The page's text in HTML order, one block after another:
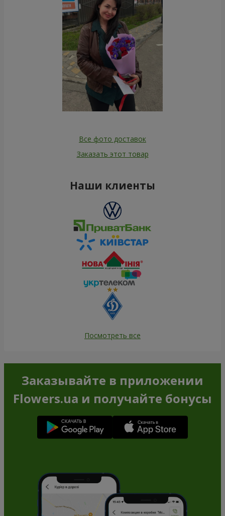
Все фото доставок
Заказать этот товар
Наши клиенты
Посмотреть все
Заказывайте в приложении
Flowers.ua и получайте бонусы